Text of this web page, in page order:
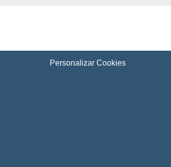
Personalizar Cookies